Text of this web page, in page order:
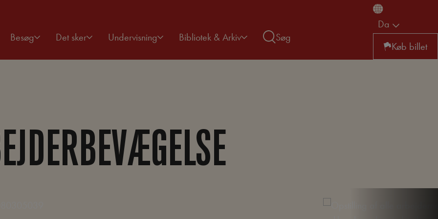
Besøg Det sker Undervisning Bibliotek & Arkiv Søg
Da
Køb billet